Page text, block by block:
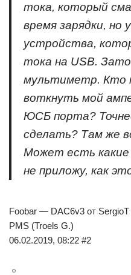
тока, который
время зарядки, но
устройства,
тока на USB.
мультиметр. Кто
воткнуть мой
ЮСБ порта?
сделать? Там же
Может есть какие
не приложу, как
Foobar — DAC6v3 от
PMS (Troels G.)
06.02.2019, 08:22 #2